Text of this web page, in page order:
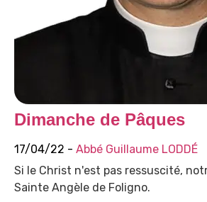
Dimanche de Pâques
17/04/22 - Abbé Guillaume LODDÉ
Si le Christ n'est pas ressuscité,
Sainte Angèle de Foligno.